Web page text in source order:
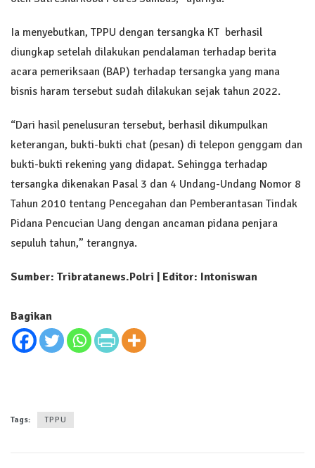
Ia menyebutkan, TPPU dengan tersangka KT berhasil
diungkap setelah dilakukan pendalaman terhadap berita
acara pemeriksaan (BAP) terhadap tersangka yang mana
bisnis haram tersebut sudah dilakukan sejak tahun 2022.
“Dari hasil penelusuran tersebut, berhasil dikumpulkan
keterangan, bukti-bukti chat (pesan) di telepon genggam dan
bukti-bukti rekening yang didapat. Sehingga terhadap
tersangka dikenakan Pasal 3 dan 4 Undang-Undang Nomor 8
Tahun 2010 tentang Pencegahan dan Pemberantasan Tindak
Pidana Pencucian Uang dengan ancaman pidana penjara
sepuluh tahun,” terangnya.
Sumber: Tribratanews.Polri | Editor: Intoniswan
Bagikan
Tags: TPPU